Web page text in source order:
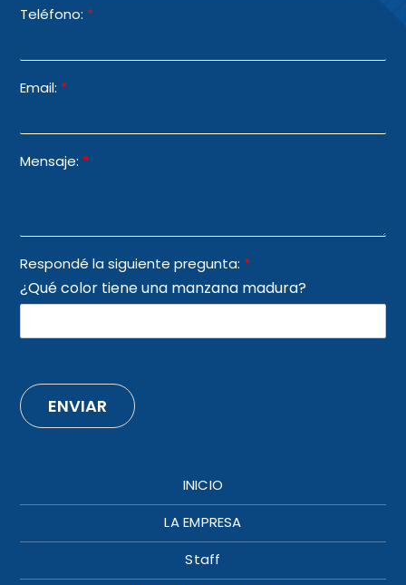
Teléfono: *
Email: *
Mensaje: *
Respondé la siguiente pregunta: *
¿Qué color tiene una manzana madura?
ENVIAR
INICIO
LA EMPRESA
Staff